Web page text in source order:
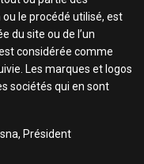
le procédé utilisé, est
du site ou de l’un
considérée comme
Les marques et logos
sociétés qui en sont
Président